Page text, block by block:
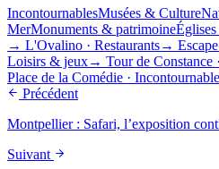
IncontournablesMusées & Culture
MerMonuments & patrimoine
→ L'Ovalino · Restaurants→
Loisirs & jeux→ Tour de Constance ·
Place de la Comédie ·
Précédent
Montpellier : Safari, l’exposition
Suivant